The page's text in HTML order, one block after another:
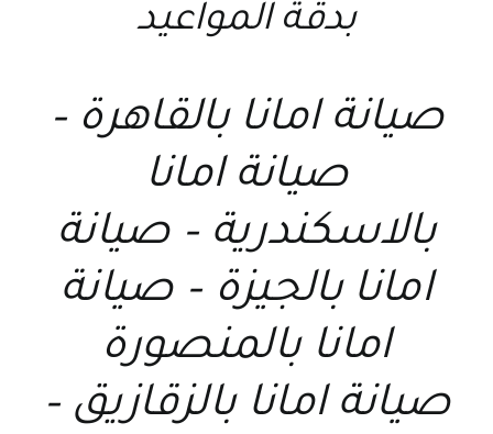
بدقة المواعيد
صيانة امانا بالقاهرة –
صيانة امانا
بالاسكندرية – صيانة
امانا بالجيزة – صيانة
امانا بالمنصورة
صيانة امانا بالزقازيق –